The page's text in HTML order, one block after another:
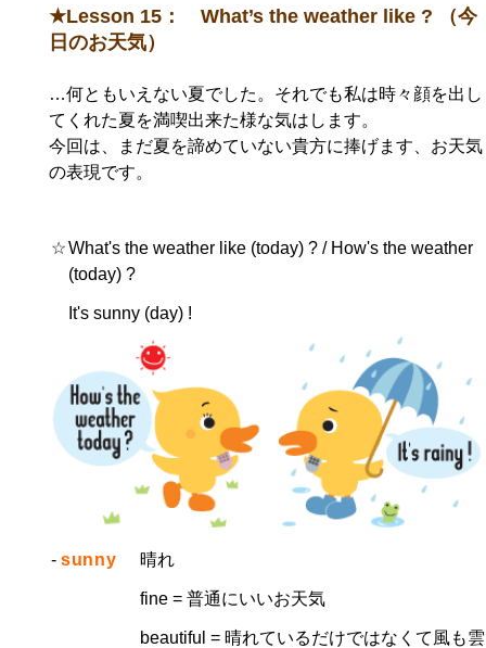
★Lesson 15： What’s the weather like ? （今
日のお天気）
…何ともいえない夏でした。それでも私は時々顔を出し
てくれた夏を満喫出来た様な気はします。
今回は、まだ夏を諦めていない貴方に捧げます、お天気
の表現です。
☆What's the weather like (today) ? / How's the weather
(today) ?
It's sunny (day) !
- sunny 晴れ
fine = 普通にいいお天気
beautiful = 晴れているだけではなくて風も雲